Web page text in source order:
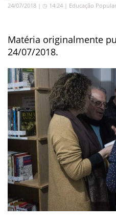
24/07/2018 | ◷ 14:24 | Educação Popular
Matéria originalmente
24/07/2018.